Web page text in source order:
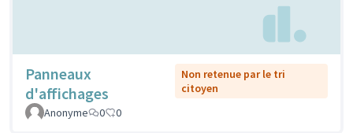
Panneaux
d'affichages
Non retenue par le tri
citoyen
Anonyme
0 0